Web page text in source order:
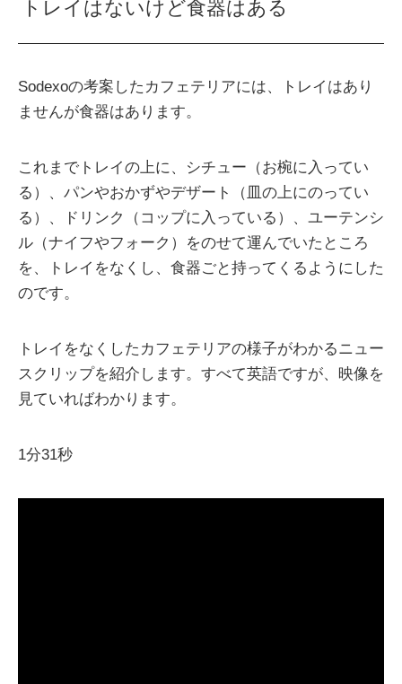
トレイはないけど食器はある
Sodexoの考案したカフェテリアには、トレイはあり
ませんが食器はあります。
これまでトレイの上に、シチュー（お椀に入ってい
る）、パンやおかずやデザート（皿の上にのってい
る）、ドリンク（コップに入っている）、ユーテンシ
ル（ナイフやフォーク）をのせて運んでいたところ
を、トレイをなくし、食器ごと持ってくるようにした
のです。
トレイをなくしたカフェテリアの様子がわかるニュー
スクリップを紹介します。すべて英語ですが、映像を
見ていればわかります。
1分31秒